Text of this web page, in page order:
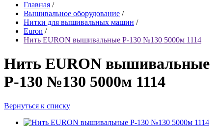
Главная /
Вышивальное оборудование /
Нитки для вышивальных машин /
Euron /
Нить EURON вышивальные P-130 №130 5000м 1114
Нить EURON вышивальные
P-130 №130 5000м 1114
Вернуться к списку